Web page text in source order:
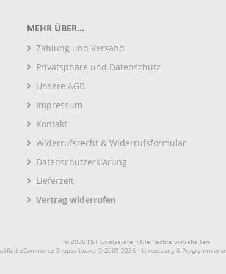
MEHR ÜBER...
Zahlung und Versand
Privatsphäre und Datenschutz
Unsere AGB
Impressum
Kontakt
Widerrufsrecht & Widerrufsformular
Datenschutzerklärung
Lieferzeit
Vertrag widerrufen
© 2026 HST Spielgeräte • Alle Rechte vorbehalten
eCommerce Shopsoftware © 2009-2026 • Umsetzung &